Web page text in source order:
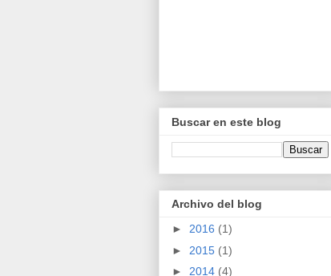
Buscar en este blog
Archivo del blog
► 2016 (1)
► 2015 (1)
► 2014 (4)